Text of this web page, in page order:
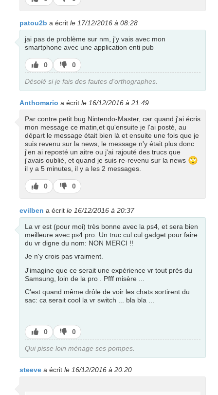
pas
patou2b a écrit le 17/12/2016 à 08:28
jai pas de problème sur nm, j'y vais avec mon
smartphone avec une application enti pub
J’aime
0
J’aime
pas
0
Désolé si je fais des fautes d'orthographes.
Anthomario a écrit le 16/12/2016 à 21:49
Par contre petit bug Nintendo-Master, car quand j'ai écris
mon message ce matin,et qu'ensuite je l'ai posté, au
départ le message était bien là et ensuite une fois que je
suis revenu sur la news, le message n'y était plus donc
j'en ai reposté un aitre ou j'ai rajouté des trucs que
j'avais oublié, et quand je suis re-revenu sur la news 🙄
il y a 5 minutes, il y a les 2 messages.
J’aime
0
J’aime
pas
0
evilben a écrit le 16/12/2016 à 20:37
La vr est (pour moi) très bonne avec la ps4, et sera bien
meilleure avec ps4 pro. Un truc cul cul gadget pour faire
du vr digne du nom: NON MERCI !!
Je n'y crois pas vraiment.
J'imagine que ce serait une expérience vr tout près du
Samsung, loin de la pro . Pfff misère ...
C'est quand même drôle de voir les chats sortirent du
sac: ca serait cool la vr switch ... bla bla ...
J’aime
0
J’aime
pas
0
Qui pisse loin ménage ses pompes.
steeve a écrit le 16/12/2016 à 20:20